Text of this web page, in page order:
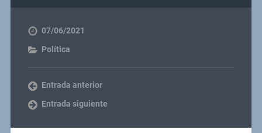
07/06/2021
Política
Entrada anterior
Entrada siguiente